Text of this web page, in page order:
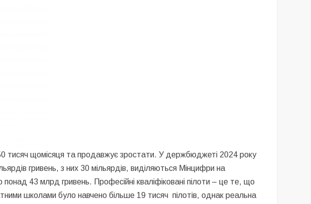
тисяч щомісяця та продавжує зростати. У держбюджеті 2024 року
гривень, з них 30 мільярдів, виділяються Мінцифри на
43 млрд гривень. Професійні кваліфіковані пілоти – це те, що
школами було навчено більше 19 тисяч пілотів, однак реальна